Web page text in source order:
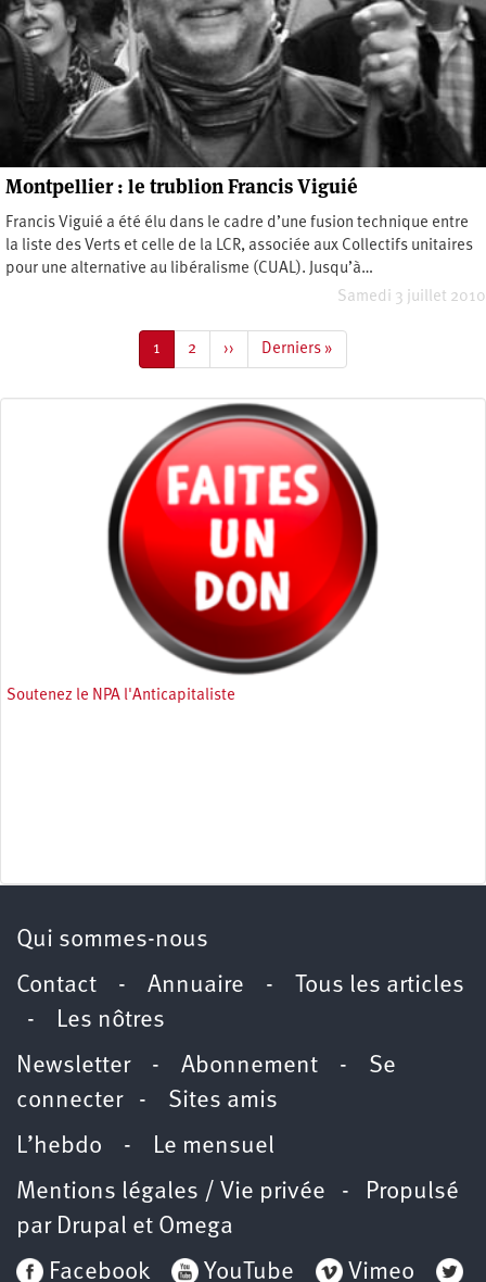
Montpellier : le trublion Francis Viguié
Francis Viguié a été élu dans le cadre d’une fusion technique entre
la liste des Verts et celle de la LCR, associée aux Collectifs unitaires
pour une alternative au libéralisme (CUAL). Jusqu’à…
Samedi 3 juillet 2010
Page
courante
1 Page
2
Page
suivante
››
Dernière
page
Derniers »
Soutenez le NPA l'Anticapitaliste
Qui sommes-nous
Contact - Annuaire -
Tous les articles
-
Les nôtres
Newsletter- Abonnement - Se
connecter- Sites amis
L’hebdo -
Le mensuel
Mentions légales / Vie privée - Propulsé
par Drupal et Omega
Facebook
YouTube Vimeo